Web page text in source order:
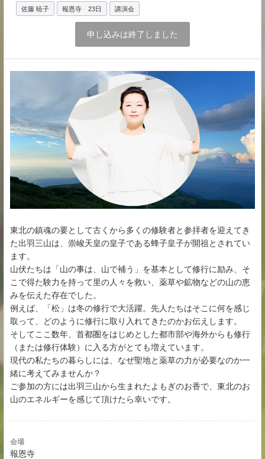
佐藤 暁子 報恩寺 23日 講演会
申し込みは終了しました
東北の鎮魂の要として古くから多くの修験者と参拝者を迎えてき
た出羽三山は、崇峻天皇の皇子である蜂子皇子が開祖とされてい
ます。
山伏たちは「山の事は、山で補う」を基本として修行に励み、そ
こで得た験力を持って里の人々を救い、薬草や鉱物などの山の恵
みを伝えた存在でした。
例えば、「松」は冬の修行で大活躍。先人たちはそこに何を感じ
取って、どのように修行に取り入れてきたのかお伝えします。
そしてここ数年、首都圏をはじめとした都市部や海外からも修行
（または修行体験）に入る方がとても増えています。
現代の私たちの暮らしには、なぜ聖地と薬草の力が必要なのか一
緒に考えてみませんか？
ご参加の方には出羽三山から生まれたよもぎのお香で、東北のお
山のエネルギーを感じて頂けたら幸いです。
会場
報恩寺